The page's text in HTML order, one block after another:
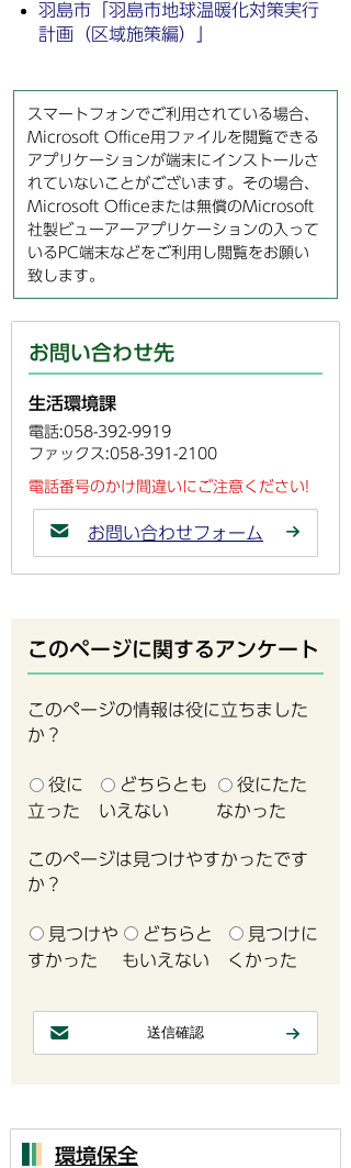
羽島市「羽島市地球温暖化対策実行
計画（区域施策編）」
スマートフォンでご利用されている場合、
Microsoft Office用ファイルを閲覧できる
アプリケーションが端末にインストールさ
れていないことがございます。その場合、
Microsoft Officeまたは無償のMicrosoft
社製ビューアーアプリケーションの入って
いるPC端末などをご利用し閲覧をお願い
致します。
お問い合わせ先
生活環境課
電話:058-392-9919
ファックス:058-391-2100
電話番号のかけ間違いにご注意ください!
お問い合わせフォーム
このページに関するアンケート
このページの情報は役に立ちました
か？
役に
立った
どちらとも
いえない
役にたた
なかった
このページは見つけやすかったです
か？
見つけや
すかった
どちらと
もいえない
見つけに
くかった
環境保全